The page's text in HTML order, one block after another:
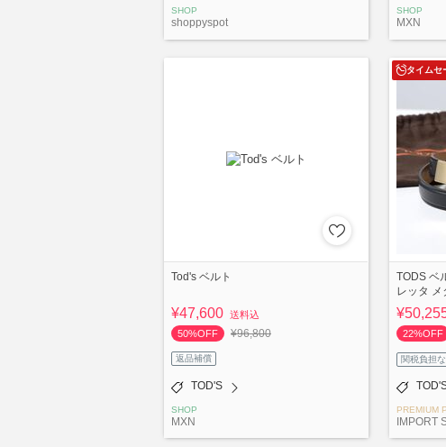
SHOP
shoppyspot
SHOP
MXN
Tod's ベルト
¥47,600 送料込
50%OFF
¥96,800
返品補償
TOD'S
SHOP
MXN
タイムセ
TODS ベ
レッタ メ
22%OFF
関税負担な
PREMIUM
IMPORT